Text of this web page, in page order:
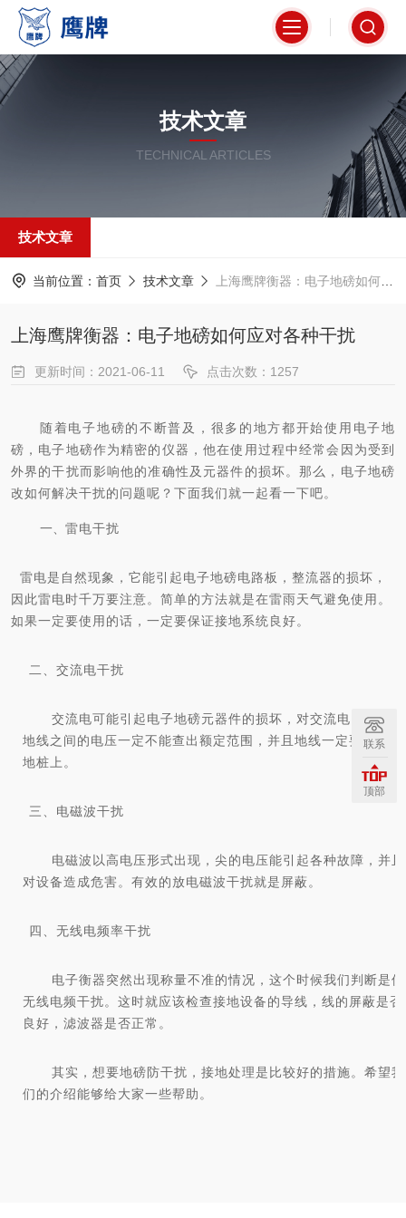
技术文章
TECHNICAL ARTICLES
技术文章
当前位置： 首页 技术文章 上海鹰牌衡器：电子地磅如何应对各种干扰
上海鹰牌衡器：电子地磅如何应对各种干扰
更新时间：2021-06-11 点击次数：1257
随着电子地磅的不断普及， 很多的地方都开始使用电子地
磅，电子地磅作为精密的仪器，他在使用过程中经常会因为受到
外界的干扰而影响他的准确性及元器件的损坏。那么，电子地磅
改如何解决干扰的问题呢？下面我们就一起看一下吧。
一、 雷电干扰
雷电是自然现象，它能引起电子地磅电路板，整流器的损坏，
因此雷电时千万要注意。简单的方法就是在雷雨天气避免使用。
如果一定要使用的话，一定要保证接地系统良好。
二、交流电干扰
交流电可能引起电子地磅元器件的损坏，对交流电，零线与
地线之间的电压一定不能查出额定范围，并且地线一定要接在接
地桩上。
三、电磁波干扰
电磁波以高电压形式出现，尖的电压能引起各种故障，并且
对设备造成危害。有效的放电磁波干扰就是屏蔽。
四、无线电频率干扰
电子衡器突然出现称量不准的情况，这个时候我们判断是但
无线电频干扰。这时就应该检查接地设备的导线，线的屏蔽是否
良好，滤波器是否正常。
其实，想要地磅防干扰，接地处理是比较好的措施。希望我
们的介绍能够给大家一些帮助。
联系
顶部